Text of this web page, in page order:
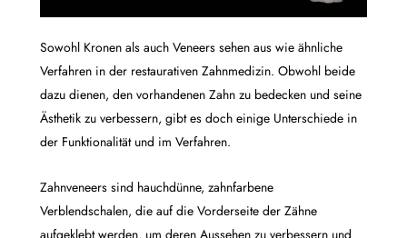
Sowohl Kronen als auch Veneers sehen aus wie ähnliche
Verfahren in der restaurativen Zahnmedizin. Obwohl beide
dazu dienen, den vorhandenen Zahn zu bedecken und seine
Ästhetik zu verbessern, gibt es doch einige Unterschiede in
der Funktionalität und im Verfahren.
Zahnveneers sind hauchdünne, zahnfarbene
Verblendschalen, die auf die Vorderseite der Zähne